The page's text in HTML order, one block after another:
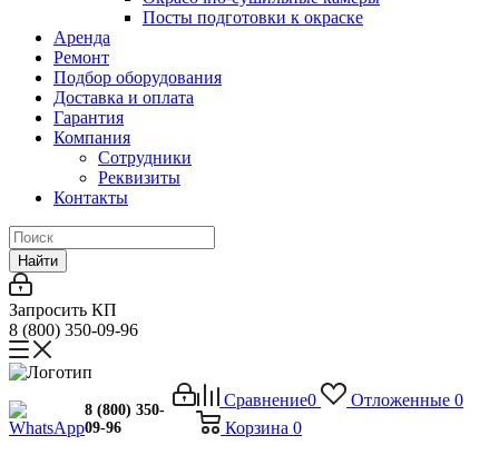
Посты подготовки к окраске
Аренда
Ремонт
Подбор оборудования
Доставка и оплата
Гарантия
Компания
Сотрудники
Реквизиты
Контакты
Найти
Запросить КП
8 (800) 350-09-96
Сравнение0 Отложенные 0
Корзина 0
8 (800) 350-
09-96